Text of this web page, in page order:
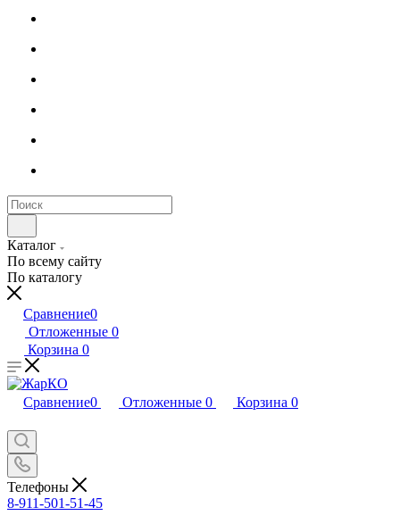
Каталог
По всему сайту
По каталогу
Сравнение0
Отложенные 0
Корзина 0
Сравнение0 Отложенные 0 Корзина 0
Телефоны
8-911-501-51-45